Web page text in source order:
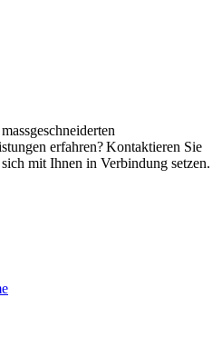
erfahren? Kontaktieren Sie
mit Ihnen in Verbindung setzen.